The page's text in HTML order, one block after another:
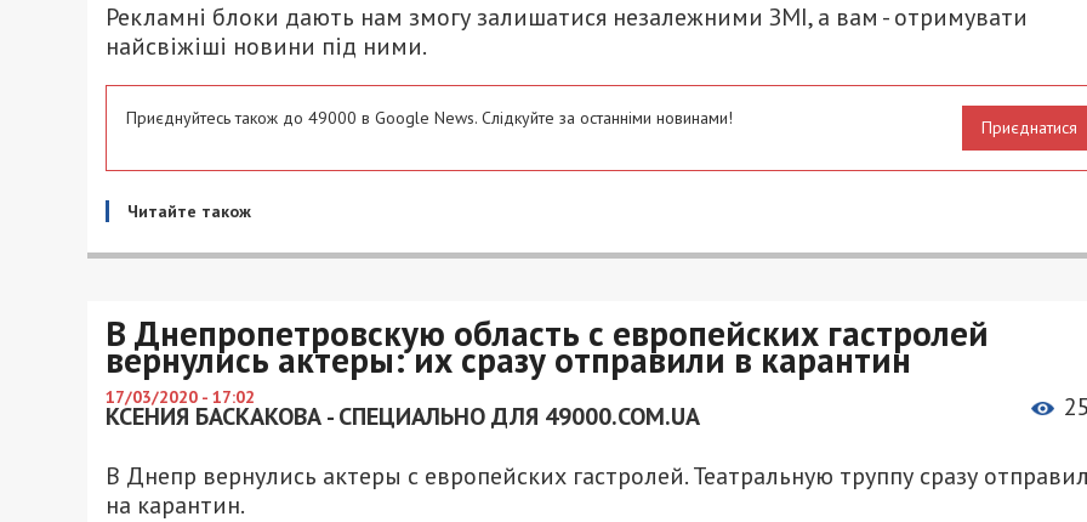
Рекламні блоки дають нам змогу залишатися незалежними ЗМІ, а вам - отримувати
найсвіжіші новини під ними.
Приєднуйтесь також до 49000 в Google News. Слідкуйте за останніми новинами! Приєднатися
Читайте також
В Днепропетровскую область с европейских гастролей
вернулись актеры: их сразу отправили в карантин
17/03/2020 - 17:02
КСЕНИЯ БАСКАКОВА - СПЕЦИАЛЬНО ДЛЯ 49000.COM.UA
В Днепр вернулись актеры с европейских гастролей. Театральную труппу сразу
на карантин.